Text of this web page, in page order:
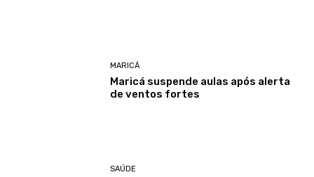
MARICÁ
Maricá suspende aulas após alerta
de ventos fortes
SAÚDE